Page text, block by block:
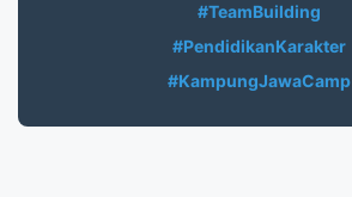
#TeamBuilding
#PendidikanKarakter
#KampungJawaCamp